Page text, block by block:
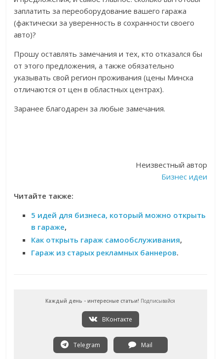
заплатить за переоборудование вашего гаража
(фактически за уверенность в сохранности своего
авто)?
Прошу оставлять замечания и тех, кто отказался бы
от этого предложения, а также обязательно
указывать свой регион проживания (цены Минска
отличаются от цен в областных центрах).
Заранее благодарен за любые замечания.
Неизвестный автор
Бизнес идеи
Читайте также:
5 идей для бизнеса, который можно открыть
в гараже,
Как открыть гараж самообслуживания,
Гараж из старых рекламных баннеров.
Каждый день - интересные статьи! Подписывайся
ВКонтакте
Telegram Mail